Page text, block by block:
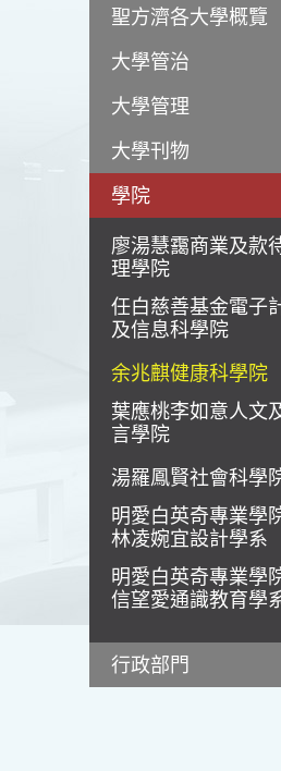
聖方濟各大學概覽
大學管治
大學管理
大學刊物
學院
廖湯慧靄商業及款
理學院
任白慈善基金電子
及信息科學院
余兆麒健康科學院
葉應桃李如意人文
言學院
湯羅鳳賢社會科學
明愛白英奇專業學
林凌婉宜設計學系
明愛白英奇專業學
信望愛通識教育學
行政部門